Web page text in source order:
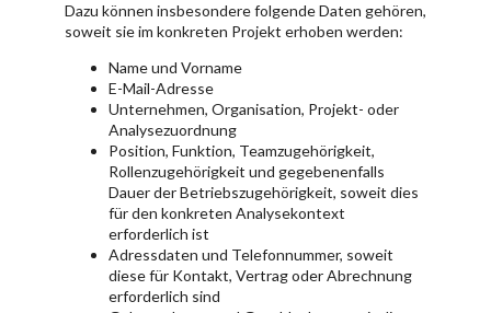
Dazu können insbesondere folgende Daten gehören,
soweit sie im konkreten Projekt erhoben werden:
Name und Vorname
E-Mail-Adresse
Unternehmen, Organisation, Projekt- oder
Analysezuordnung
Position, Funktion, Teamzugehörigkeit,
Rollenzugehörigkeit und gegebenenfalls
Dauer der Betriebszugehörigkeit, soweit dies
für den konkreten Analysekontext
erforderlich ist
Adressdaten und Telefonnummer, soweit
diese für Kontakt, Vertrag oder Abrechnung
erforderlich sind